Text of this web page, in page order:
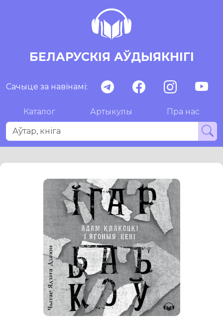
БЕЛАРУСКІЯ АЎДЫЯКНІГІ
Сачыце за навінамі:
Каталог Артыкулы Пра нас